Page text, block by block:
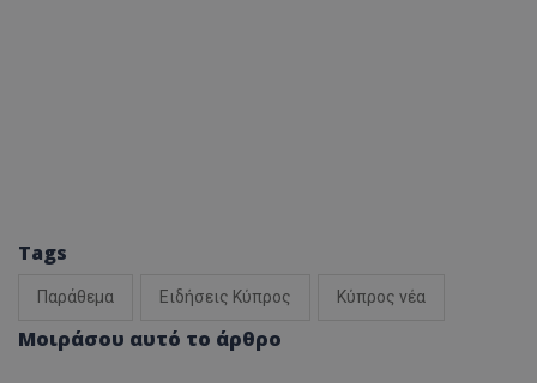
Tags
Παράθεμα Ειδήσεις Κύπρος Κύπρος νέα
Μοιράσου αυτό το άρθρο